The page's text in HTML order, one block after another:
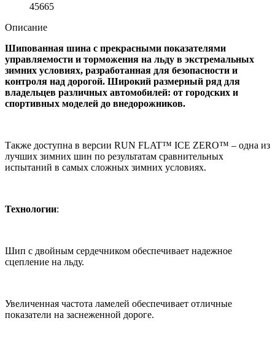
45665
Описание
Шипованная шина с прекрасными показателями
управляемости и торможения на льду в экстремальных
зимних условиях, разработанная для безопасности и
контроля над дорогой. Широкий размерный ряд для
владельцев различных автомобилей: от городских и
спортивных моделей до внедорожников.
Также доступна в версии RUN FLAT™ ICE ZERO™ – одна из
лучших зимних шин по результатам сравнительных
испытаний в самых сложных зимних условиях.
Технологии:
Шип с двойным сердечником обеспечивает надежное
сцепление на льду.
Увеличенная частота ламелей обеспечивает отличные
показатели на заснеженной дороге.